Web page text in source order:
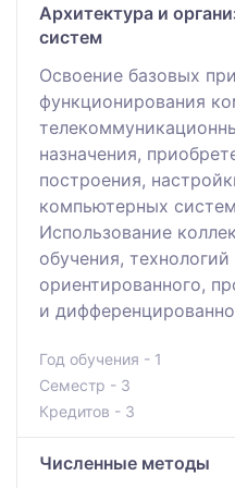
Архитектура и
систем
Освоение базовых
функционирования
назначения,
построения,
компьютерных
Использование
обучения,
ориентированного,
и
Год обучения - 1
Семестр - 3
Кредитов - 3
Численные методы